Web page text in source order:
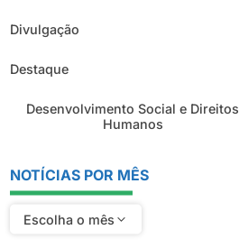
Divulgação
Destaque
Desenvolvimento Social e Direitos
Humanos
NOTÍCIAS POR MÊS
Escolha o mês